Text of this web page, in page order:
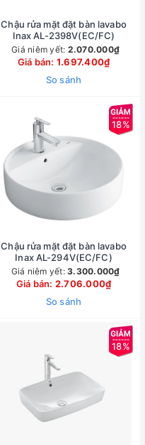
Chậu rửa mặt đặt bàn lavabo
Inax AL-2398V(EC/FC)
Giá niêm yết: 2.070.000₫
Giá bán: 1.697.400₫
So sánh
18%
Chậu rửa mặt đặt bàn lavabo
Inax AL-294V(EC/FC)
Giá niêm yết: 3.300.000₫
Giá bán: 2.706.000₫
So sánh
18%